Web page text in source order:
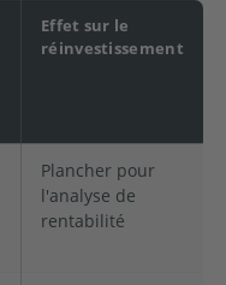
Effet sur le
réinvestissement
Plancher pour
l'analyse de
rentabilité